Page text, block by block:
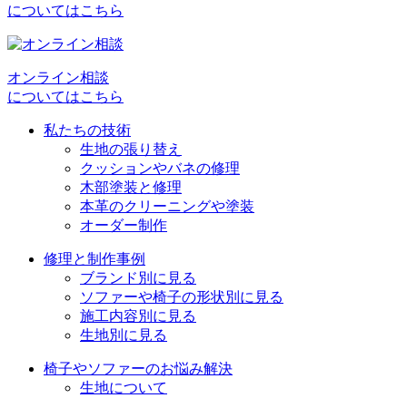
ビ
ー
についてはこちら
オンライン相談
についてはこちら
私たちの技術
生地の張り替え
クッションやバネの修理
木部塗装と修理
本革のクリーニングや塗装
オーダー制作
修理と制作事例
ブランド別に見る
ソファーや椅子の形状別に見る
施工内容別に見る
生地別に見る
椅子やソファーのお悩み解決
生地について